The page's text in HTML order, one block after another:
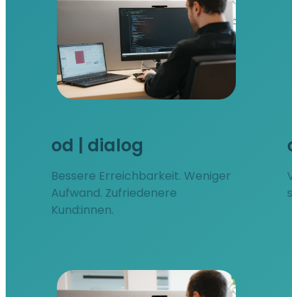
od | dialog
Bessere Erreichbarkeit. Weniger
Aufwand. Zufriedenere
Kund:innen.